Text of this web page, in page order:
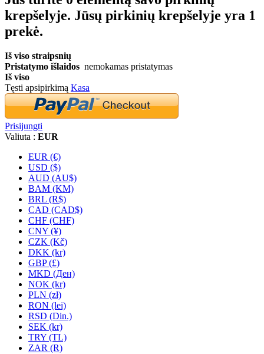
krepšelyje. Jūsų pirkinių krepšelyje yra 1
prekė.
Iš viso straipsnių
Pristatymo išlaidos nemokamas pristatymas
Iš viso
Tęsti apsipirkimą Kasa
Prisijungti
Valiuta : EUR
EUR (€)
USD ($)
AUD (AU$)
BAM (KM)
BRL (R$)
CAD (CAD$)
CHF (CHF)
CNY (¥)
CZK (Kč)
DKK (kr)
GBP (£)
MKD (Ден)
NOK (kr)
PLN (zł)
RON (lei)
RSD (Din.)
SEK (kr)
TRY (TL)
ZAR (R)